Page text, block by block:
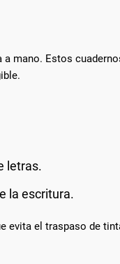
mano. Estos
letras.
la escritura.
evita el traspaso de